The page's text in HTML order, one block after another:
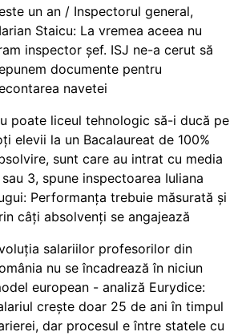
un an / Inspectorul general,
Staicu: La vremea aceea nu
inspector șef. ISJ ne-a cerut să
documente pentru
navetei
poate liceul tehnologic să-i ducă pe
elevii la un Bacalaureat de 100%
sunt care au intrat cu media
3, spune inspectoarea Iuliana
Performanța trebuie măsurată și
câți absolvenți se angajează
salariilor profesorilor din
nu se încadrează în niciun
european - analiză Eurydice:
crește doar 25 de ani în timpul
dar procesul e între statele cu